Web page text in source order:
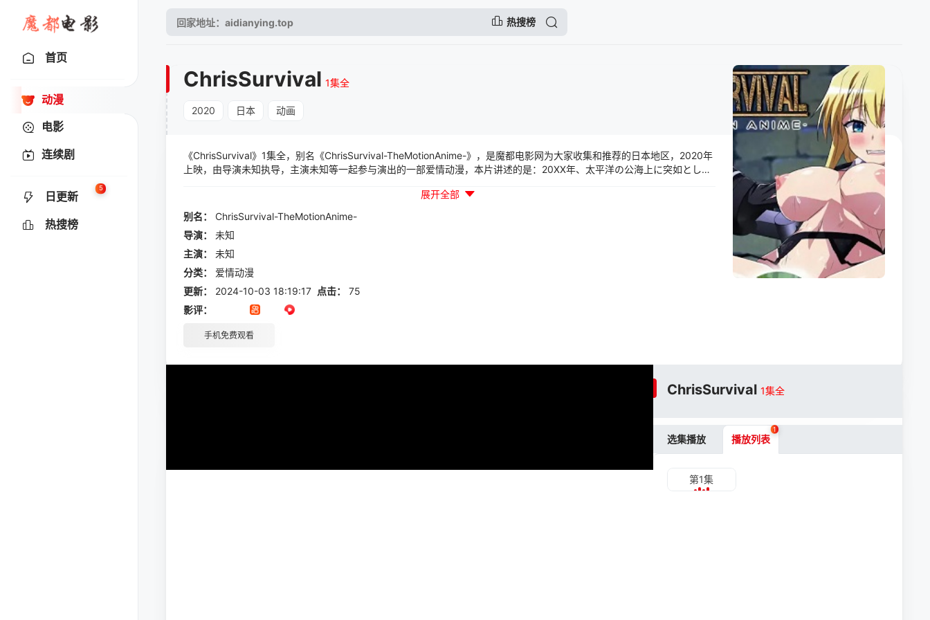
热搜榜
首页
动漫
电影
连续剧
日更新
5
热搜榜
ChrisSurvival 1集全
2020 日本 动画
《ChrisSurvival》1集全，别名《ChrisSurvival-TheMotionAnime-》，是魔都电影网为大家收集和推荐的日本地区，2020年
上映，由导演未知执导，主演未知等一起参与演出的一部爱情动漫，本片讲述的是：20XX年、太平洋の公海上に突如として
高い軍事力を持つ某国が遂に軍隊を向かわせる決定を下した。 その調査の軍を率いるのは若き女軍人『クリス』であっ
た…"
展开全部
别名：
ChrisSurvival-TheMotionAnime-
导演：
未知
主演：
未知
分类：
爱情动漫
更新：
2024-10-03 18:19:17 点击：
75
影评：
手机免费观看
ChrisSurvival 1集全
选集播放 播放列表
1
第1集